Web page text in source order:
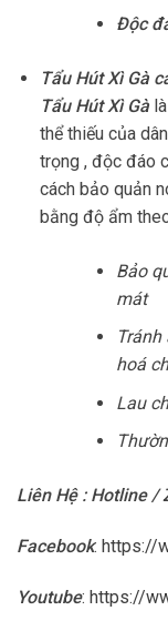
Độc
Tẩu Hút Xì Gà
Tẩu Hút Xì Gàlà
thể thiếu của
trọng , độc đáo
cách bảo quản
bằng độ ẩm
Bảo
mát
hoá
Lau
Liên Hệ : Hotline /
Facebook: https://
Youtube: https://